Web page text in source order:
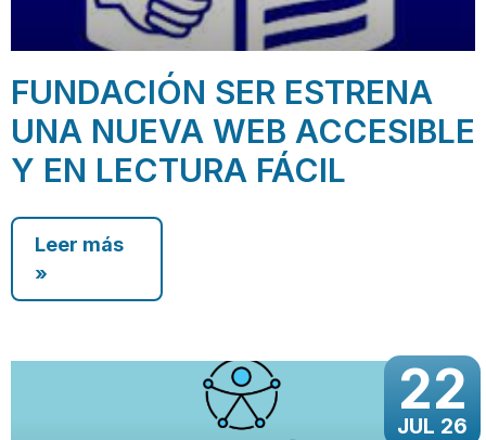
FUNDACIÓN SER ESTRENA
UNA NUEVA WEB ACCESIBLE
Y EN LECTURA FÁCIL
Leer más
»
22
JUL 26